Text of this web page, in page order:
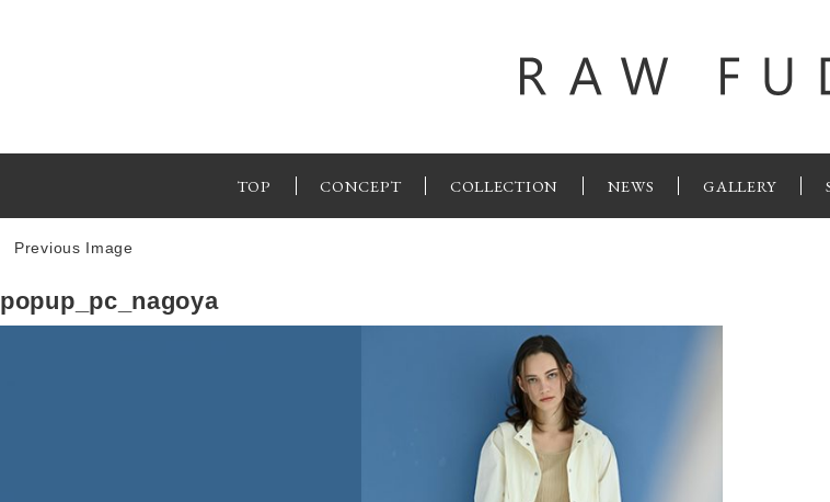
TOP CONCEPT COLLECTION NEWS GALLERY
Previous Image
popup_pc_nagoya